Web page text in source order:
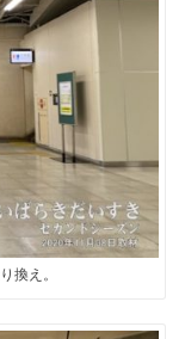
換え。